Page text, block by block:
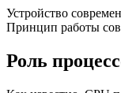
Устройство
Принцип работы
Роль